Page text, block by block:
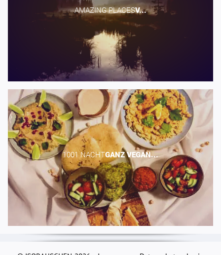
AMAZING PLACES​V...
1001 NACHT​GANZ VEGAN...